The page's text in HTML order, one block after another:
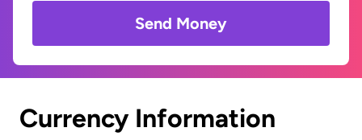
Send Money
Currency Information